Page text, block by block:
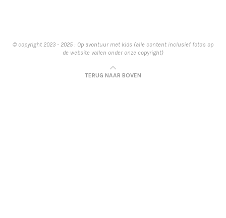
© copyright 2023 - 2025 : Op avontuur met kids (alle content inclusief foto's op
de website vallen onder onze copyright)
TERUG NAAR BOVEN